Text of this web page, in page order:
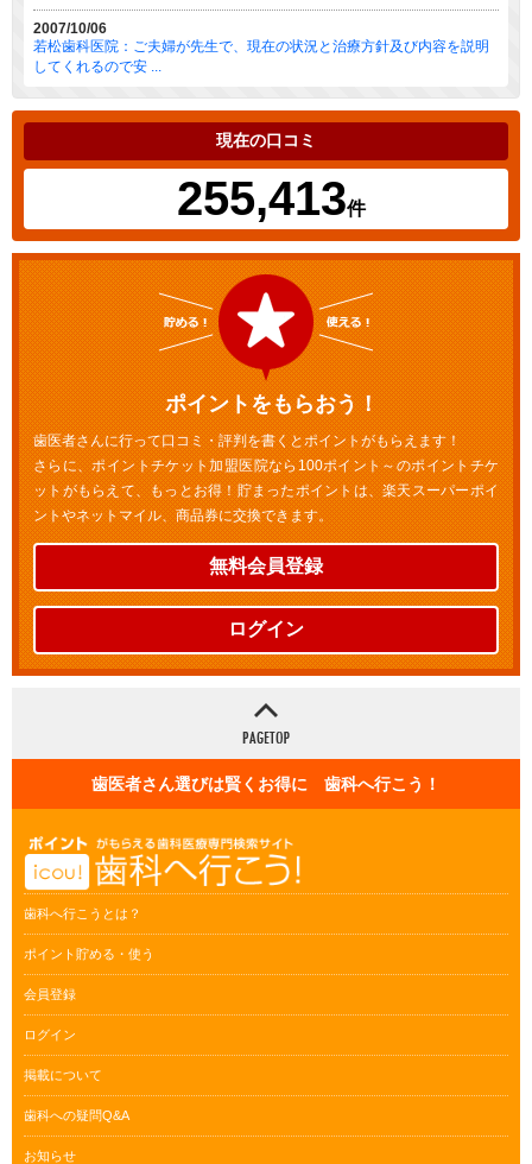
2007/10/06
若松歯科医院：ご夫婦が先生で、現在の状況と治療方針及び内容を説明
してくれるので安 ...
現在の口コミ
255,413件
ポイントをもらおう！
歯医者さんに行って口コミ・評判を書くとポイントがもらえます！
さらに、ポイントチケット加盟医院なら100ポイント～のポイントチケ
ットがもらえて、もっとお得！貯まったポイントは、楽天スーパーポイ
ントやネットマイル、商品券に交換できます。
無料会員登録
ログイン
歯医者さん選びは賢くお得に 歯科へ行こう！
歯科へ行こうとは？
ポイント貯める・使う
会員登録
ログイン
掲載について
歯科への疑問Q&A
お知らせ